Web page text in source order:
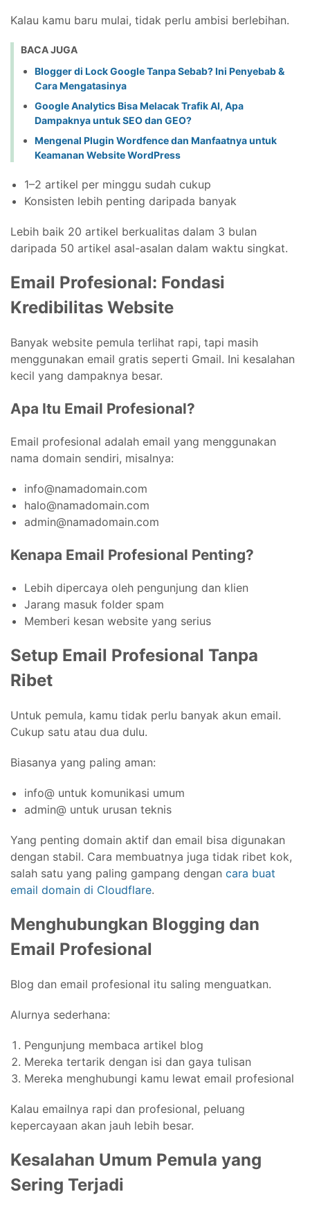
Kalau kamu baru mulai, tidak perlu ambisi berlebihan.
BACA JUGA
Blogger di Lock Google Tanpa Sebab? Ini Penyebab &
Cara Mengatasinya
Google Analytics Bisa Melacak Trafik AI, Apa
Dampaknya untuk SEO dan GEO?
Mengenal Plugin Wordfence dan Manfaatnya untuk
Keamanan Website WordPress
1–2 artikel per minggu sudah cukup
Konsisten lebih penting daripada banyak
Lebih baik 20 artikel berkualitas dalam 3 bulan
daripada 50 artikel asal-asalan dalam waktu singkat.
Email Profesional: Fondasi
Kredibilitas Website
Banyak website pemula terlihat rapi, tapi masih
menggunakan email gratis seperti Gmail. Ini kesalahan
kecil yang dampaknya besar.
Apa Itu Email Profesional?
Email profesional adalah email yang menggunakan
nama domain sendiri, misalnya:
info@namadomain.com
halo@namadomain.com
admin@namadomain.com
Kenapa Email Profesional Penting?
Lebih dipercaya oleh pengunjung dan klien
Jarang masuk folder spam
Memberi kesan website yang serius
Setup Email Profesional Tanpa
Ribet
Untuk pemula, kamu tidak perlu banyak akun email.
Cukup satu atau dua dulu.
Biasanya yang paling aman:
info@ untuk komunikasi umum
admin@ untuk urusan teknis
Yang penting domain aktif dan email bisa digunakan
dengan stabil. Cara membuatnya juga tidak ribet kok,
salah satu yang paling gampang dengan cara buat
email domain di Cloudflare.
Menghubungkan Blogging dan
Email Profesional
Blog dan email profesional itu saling menguatkan.
Alurnya sederhana:
Pengunjung membaca artikel blog
Mereka tertarik dengan isi dan gaya tulisan
Mereka menghubungi kamu lewat email profesional
Kalau emailnya rapi dan profesional, peluang
kepercayaan akan jauh lebih besar.
Kesalahan Umum Pemula yang
Sering Terjadi